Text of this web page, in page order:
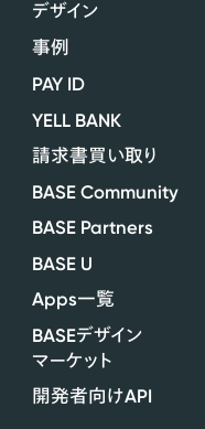
デザイン
事例
PAY ID
YELL BANK
請求書買い取り
BASE Community
BASE Partners
BASE U
Apps一覧
BASEデザイン
マーケット
開発者向けAPI